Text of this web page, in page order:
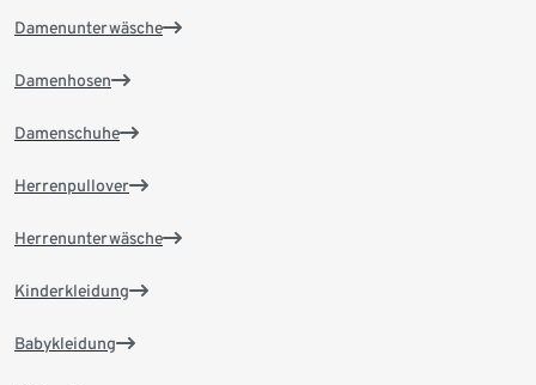
Damenunterwäsche
Damenhosen
Damenschuhe
Herrenpullover
Herrenunterwäsche
Kinderkleidung
Babykleidung